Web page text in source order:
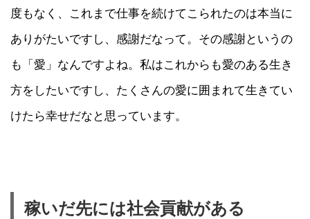
度もなく、これまで仕事を続けてこられたのは本当に
ありがたいですし、感謝だなって。その感謝というの
も「愛」なんですよね。私はこれからも愛のある生き
方をしたいですし、たくさんの愛に囲まれて生きてい
けたら幸せだなと思っています。
稼いだ先には社会貢献がある